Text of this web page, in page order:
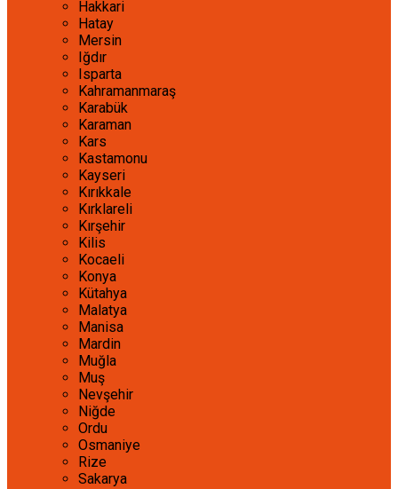
Hakkari
Hatay
Mersin
Iğdır
Isparta
Kahramanmaraş
Karabük
Karaman
Kars
Kastamonu
Kayseri
Kırıkkale
Kırklareli
Kırşehir
Kilis
Kocaeli
Konya
Kütahya
Malatya
Manisa
Mardin
Muğla
Muş
Nevşehir
Niğde
Ordu
Osmaniye
Rize
Sakarya